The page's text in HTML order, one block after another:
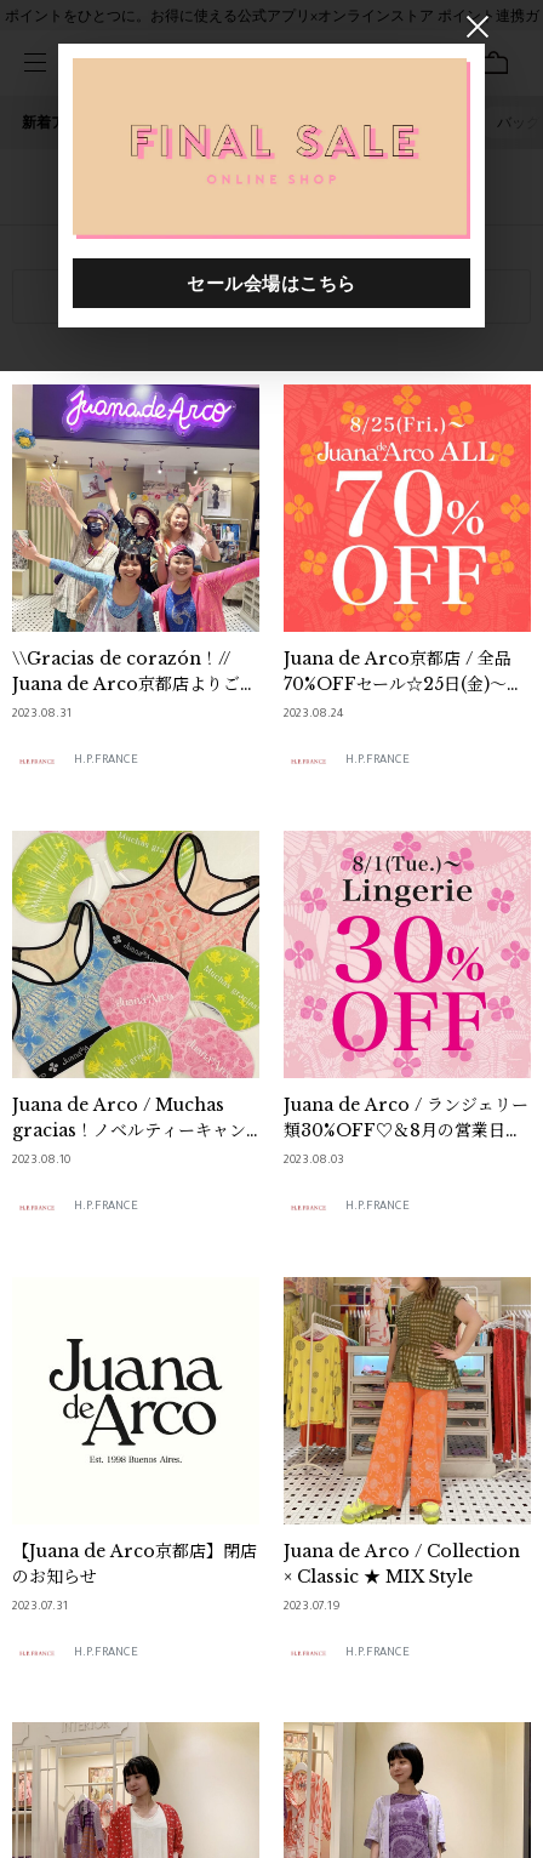
ポイントをひとつに。お得に使える公式アプリ×オンラインストア ポイント連携ガ
新着アイテム 人気ワード セール 40th限定 バッグ
「Juana de Arco_t」に関する記事
関連キーワード
\\Gracias de corazón！//
Juana de Arco京都店よりご挨
拶
2023.08.31
H.P.FRANCE
Juana de Arco京都店 / 全品
70%OFFセール☆25日(金)～ス
タート♪
2023.08.24
H.P.FRANCE
Juana de Arco / Muchas
gracias！ノベルティーキャン
ペーンとトップス40％OFFの
2023.08.10
H.P.FRANCE
Juana de Arco / ランジェリー
類30%OFF♡＆8月の営業日時
について
2023.08.03
H.P.FRANCE
【Juana de Arco京都店】閉店
のお知らせ
2023.07.31
H.P.FRANCE
Juana de Arco / Collection
× Classic ★ MIX Style
2023.07.19
H.P.FRANCE